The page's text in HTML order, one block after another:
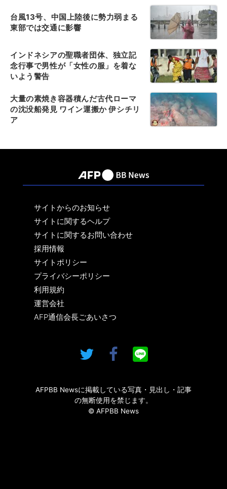
台風13号、中国上陸後に勢力弱まる
東部では交通に影響
インドネシアの聖職者団体、独立記
念行事で男性が「女性の服」を着な
いよう警告
大量の素焼き容器積んだ古代ローマ
の沈没船発見 ワイン運搬か 伊シチリ
ア
サイトからのお知らせ
サイトに関するヘルプ
サイトに関するお問い合わせ
採用情報
サイトポリシー
プライバシーポリシー
利用規約
運営会社
AFP通信会長ごあいさつ
AFPBB Newsに掲載している写真・見出し・記事
の無断使用を禁じます。
© AFPBB News